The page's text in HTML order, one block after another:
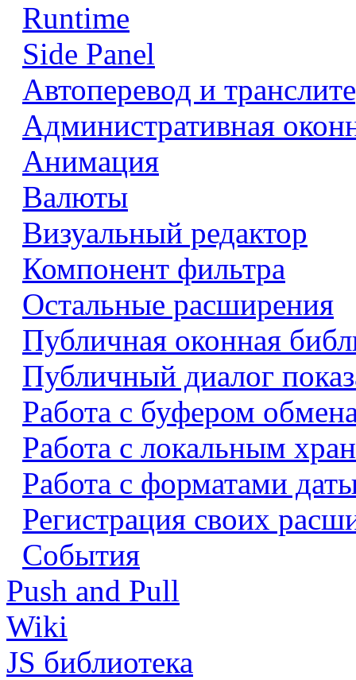
Runtime
Side Panel
Автоперевод и
Административная
Анимация
Валюты
Визуальный редактор
Компонент фильтра
Остальные расширения
Публичная оконная
Публичный диалог
Работа с буфером
Работа с локальным
Работа с форматами
Регистрация своих
События
Push and Pull
Wiki
JS библиотека